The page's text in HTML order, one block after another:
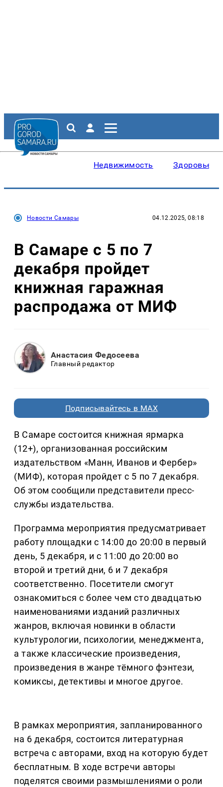
Недвижимость Здоровье
Новости Самары 04.12.2025, 08:18
В Самаре с 5 по 7
декабря пройдет
книжная гаражная
распродажа от МИФ
Анастасия Федосеева
Главный редактор
Подписывайтесь в MAX
В Самаре состоится книжная ярмарка
(12+), организованная российским
издательством «Манн, Иванов и Фербер»
(МИФ), которая пройдет с 5 по 7 декабря.
Об этом сообщили представители пресс-
службы издательства.
Программа мероприятия предусматривает
работу площадки с 14:00 до 20:00 в первый
день, 5 декабря, и с 11:00 до 20:00 во
второй и третий дни, 6 и 7 декабря
соответственно. Посетители смогут
ознакомиться с более чем сто двадцатью
наименованиями изданий различных
жанров, включая новинки в области
культурологии, психологии, менеджмента,
а также классические произведения,
произведения в жанре тёмного фэнтези,
комиксы, детективы и многое другое.
В рамках мероприятия, запланированного
на 6 декабря, состоится литературная
встреча с авторами, вход на которую будет
бесплатным. В ходе встречи авторы
поделятся своими размышлениями о роли